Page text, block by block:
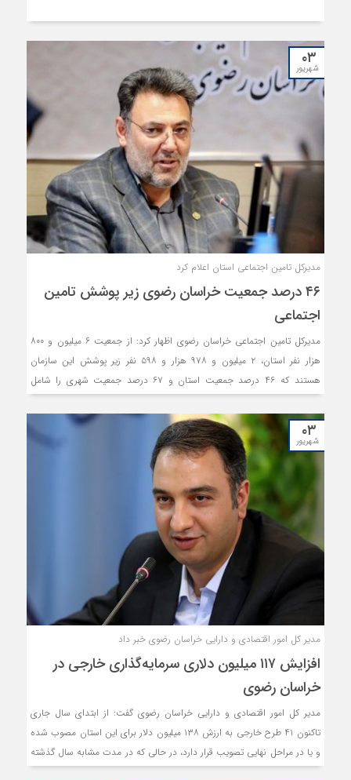
۰۳
شهریور
مدیرکل تامین اجتماعی استان اعلام کرد
۴۶ درصد جمعیت خراسان رضوی زیر پوشش تامین
اجتماعی
مدیرکل تامین اجتماعی خراسان رضوی اظهار کرد: از جمعیت ۶ میلیون و ۸۰۰
هزار نفر استان، ۲ میلیون و ۹۷۸ هزار و ۵۹۸ نفر زیر پوشش این سازمان
هستند که ۴۶ درصد جمعیت استان و ۶۷ درصد جمعیت شهری را شامل
می‌شوند.
۰۳
شهریور
مدیر کل امور اقتصادی و دارایی خراسان رضوی خبر داد
افزایش ۱۱۷ میلیون دلاری سرمایه‌گذاری خارجی در
خراسان رضوی
مدیر کل امور اقتصادی و دارایی خراسان رضوی گفت: از ابتدای سال جاری
تاکنون ۴۱ طرح خارجی به ارزش ۱۳۸ میلیون دلار برای این استان مصوب شده
و یا در مراحل نهایی تصویب قرار دارد، در حالی که در مدت مشابه سال گذشته
۳۴ طرح به ارزش ۲۱ میلیون دلار تصویب شده بود.